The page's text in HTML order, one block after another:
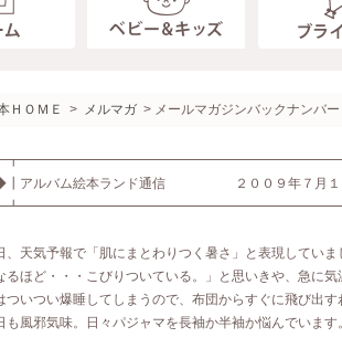
ベビー キッズ
ベビー
ご出産おめでとうの絵本＜アル
１～２才のバースディ＜お仕立
ブライダル
製本タイプ
額タイプ
ペット
趣味・その他
ジャケットアルバム
ありがとうの本・趣味の本
わたしたち
お客様のこえ
コラム
ガイド
送料・お支払いについて
ラッピングのご案内
仕上がり納期
ＨＯＭＥ > メルマガ > メールマガジンバックナンバー
アルバム絵本ランド通信 ２００９年７月１
、天気予報で「肌にまとわりつく暑さ」と表現していま
るほど・・・こびりついている。」と思いきや、急に
ついつい爆睡してしまうので、布団からすぐに飛び出す
も風邪気味。日々パジャマを長袖か半袖か悩んでいます